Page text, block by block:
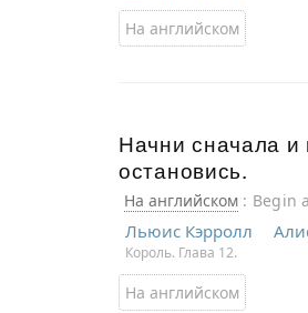
На английском
Начни сначала и
остановись.
На английском : Begin
Льюис Кэрролл
Король. Глава 12.
На английском